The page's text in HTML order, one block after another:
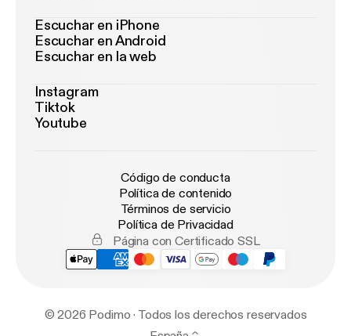
Escuchar en iPhone
Escuchar en Android
Escuchar en la web
Instagram
Tiktok
Youtube
Código de conducta
Política de contenido
Términos de servicio
Política de Privacidad
Página con Certificado SSL
© 2026 Podimo · Todos los derechos reservados